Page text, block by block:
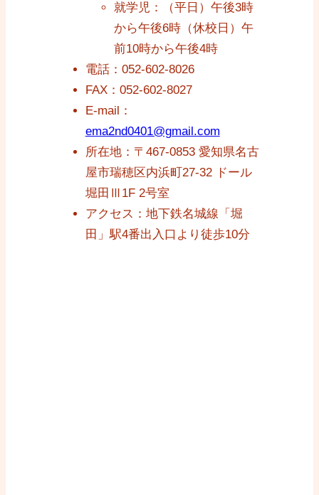
就学児：（平日）午後3時
から午後6時（休校日）午
前10時から午後4時
電話：052-602-8026
FAX：052-602-8027
E-mail：
ema2nd0401@gmail.com
所在地：〒467-0853 愛知県名古
屋市瑞穂区内浜町27-32 ドール
堀田Ⅲ1F 2号室
アクセス：地下鉄名城線「堀
田」駅4番出入口より徒歩10分